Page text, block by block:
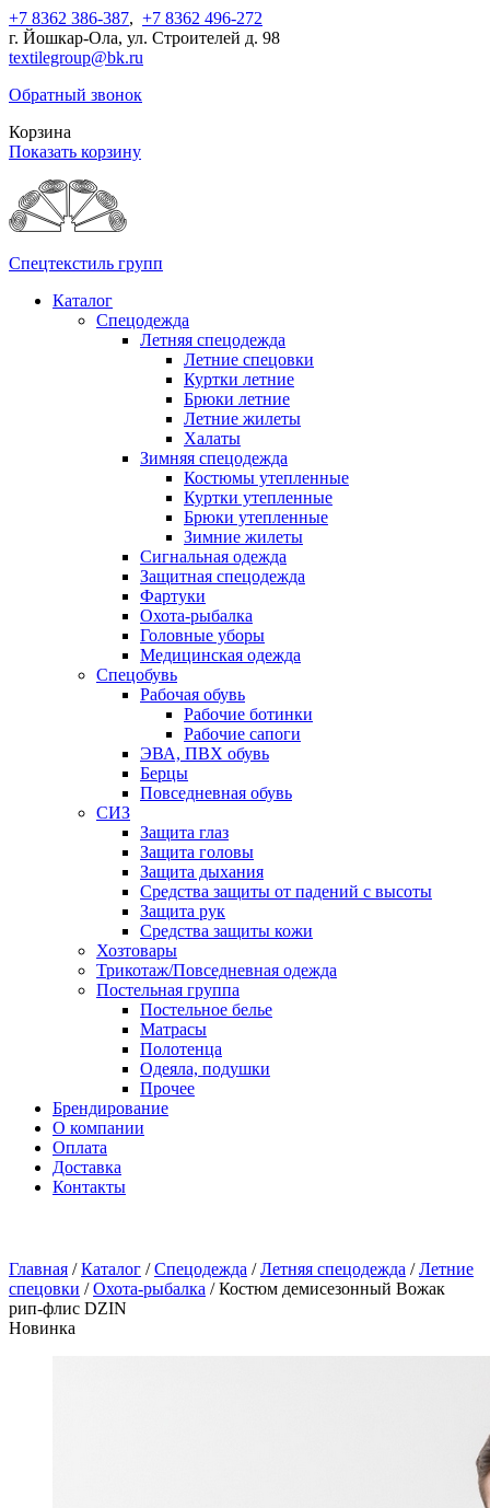
+7 8362 386-387, +7 8362 496-272
г. Йошкар-Ола, ул. Строителей д. 98
textilegroup@bk.ru
Обратный звонок
Корзина
Показать корзину
Спецтекстиль групп
Каталог
Спецодежда
Летняя спецодежда
Летние спецовки
Куртки летние
Брюки летние
Летние жилеты
Халаты
Зимняя спецодежда
Костюмы утепленные
Куртки утепленные
Брюки утепленные
Зимние жилеты
Сигнальная одежда
Защитная спецодежда
Фартуки
Охота-рыбалка
Головные уборы
Медицинская одежда
Спецобувь
Рабочая обувь
Рабочие ботинки
Рабочие сапоги
ЭВА, ПВХ обувь
Берцы
Повседневная обувь
СИЗ
Защита глаз
Защита головы
Защита дыхания
Средства защиты от падений с высоты
Защита рук
Средства защиты кожи
Хозтовары
Трикотаж/Повседневная одежда
Постельная группа
Постельное белье
Матрасы
Полотенца
Одеяла, подушки
Прочее
Брендирование
О компании
Оплата
Доставка
Контакты
Главная / Каталог / Спецодежда / Летняя спецодежда / Летние
спецовки / Охота-рыбалка / Костюм демисезонный Вожак
рип-флис DZIN
Новинка